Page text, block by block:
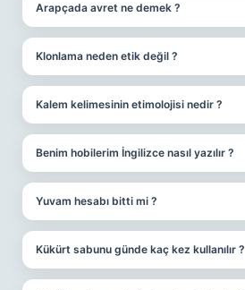
Arapçada avret ne demek ?
Klonlama neden etik değil ?
Kalem kelimesinin etimolojisi nedir ?
Benim hobilerim İngilizce nasıl yazılır ?
Yuvam hesabı bitti mi ?
Kükürt sabunu günde kaç kez kullanılır ?